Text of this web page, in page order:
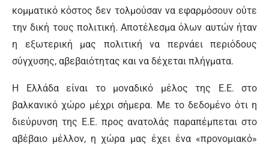
κομματικό κόστος δεν τολμούσαν να εφαρμόσουν ούτε
την δική τους πολιτική. Αποτέλεσμα όλων αυτών ήταν
η εξωτερική μας πολιτική να περνάει περιόδους
σύγχυσης, αβεβαιότητας και να δέχεται πλήγματα.
Η Ελλάδα είναι το μοναδικό μέλος της Ε.Ε. στο
βαλκανικό χώρο μέχρι σήμερα. Με το δεδομένο ότι η
διεύρυνση της Ε.Ε. προς ανατολάς παραπέμπεται στο
αβέβαιο μέλλον, η χώρα μας έχει ένα «προνομιακό»